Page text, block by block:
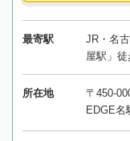
最寄駅
JR・名
屋駅」徒
所在地
〒450-
EDGE名